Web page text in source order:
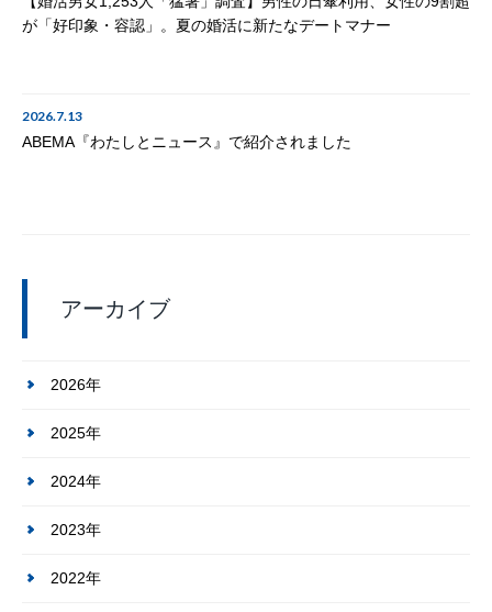
が「好印象・容認」。夏の婚活に新たなデートマナー
2026.7.13
ABEMA『わたしとニュース』で紹介されました
アーカイブ
2026年
2025年
2024年
2023年
2022年